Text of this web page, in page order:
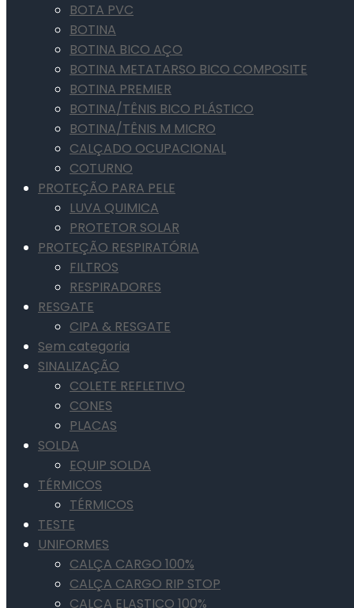
BOTA PVC
BOTINA
BOTINA BICO AÇO
BOTINA METATARSO BICO COMPOSITE
BOTINA PREMIER
BOTINA/TÊNIS BICO PLÁSTICO
BOTINA/TÊNIS M MICRO
CALÇADO OCUPACIONAL
COTURNO
PROTEÇÃO PARA PELE
LUVA QUIMICA
PROTETOR SOLAR
PROTEÇÃO RESPIRATÓRIA
FILTROS
RESPIRADORES
RESGATE
CIPA & RESGATE
Sem categoria
SINALIZAÇÃO
COLETE REFLETIVO
CONES
PLACAS
SOLDA
EQUIP SOLDA
TÉRMICOS
TÉRMICOS
TESTE
UNIFORMES
CALÇA CARGO 100%
CALÇA CARGO RIP STOP
CALÇA ELASTICO 100%